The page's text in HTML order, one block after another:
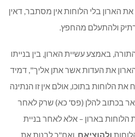
הארון בלי הלוחות אין מסתבר, דאין
ולהתעלם מהחפץ.
באמצע עשיית הארון, בין בנייתו
את העדות אשר אתן אליך", דמיד
את הלוחות בתוכו, אולם אין זו הנתינה
בכתוב להלן (פס' כא) שרק לאחר
הלוחות בארון – אלא לאחר בניית
ולהוציאם , ואח"כ לבנות את